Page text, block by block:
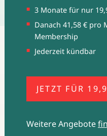
Wenn Online-Audio, dann
ARDZDF Onlinestudie 2021;
3 Monate für nur
Danach 41,58 € pro
Membership
Jederzeit kündbar
JETZT FÜR
Weitere Angebote